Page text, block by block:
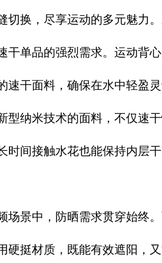
切换，尽享运动的多元魅力
干单品的强烈需求。运动背
速干面料，确保在水中轻盈
型纳米技术的面料，不仅速
时间接触水花也能保持内层
场景中，防晒需求贯穿始终
硬挺材质，既能有效遮阳，